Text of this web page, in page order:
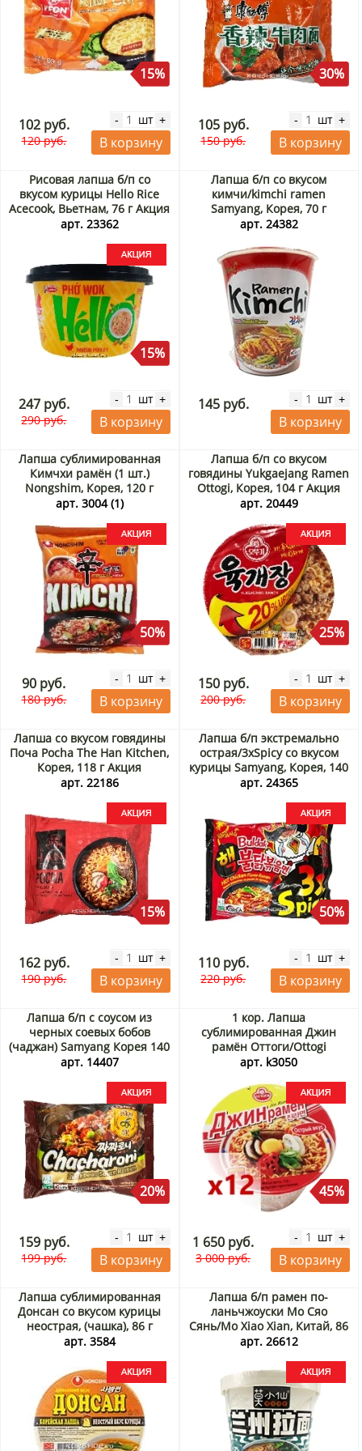
15%
102 руб.
120 руб.
- шт +
В корзину
30%
105 руб.
150 руб.
- шт +
В корзину
Рисовая лапша б/п со
вкусом курицы Hello Rice
Acecook, Вьетнам, 76 г Акция
арт. 23362
15%
247 руб.
290 руб.
- шт +
В корзину
Лапша б/п со вкусом
кимчи/kimchi ramen
Samyang, Корея, 70 г
арт. 24382
145 руб. - шт +
В корзину
Лапша сублимированная
Кимчхи рамён (1 шт.)
Nongshim, Корея, 120 г
Акция
арт. 3004 (1)
50%
90 руб.
180 руб.
- шт +
В корзину
Лапша б/п со вкусом
говядины Yukgaejang Ramen
Ottogi, Корея, 104 г Акция
арт. 20449
25%
150 руб.
200 руб.
- шт +
В корзину
Лапша со вкусом говядины
Поча Pocha The Han Kitchen,
Корея, 118 г Акция
арт. 22186
15%
162 руб.
190 руб.
- шт +
В корзину
Лапша б/п экстремально
острая/3xSpicy со вкусом
курицы Samyang, Корея, 140
г Акция
арт. 24365
50%
110 руб.
220 руб.
- шт +
В корзину
Лапша б/п с соусом из
черных соевых бобов
(чаджан) Samyang Корея 140
г Акция
арт. 14407
20%
159 руб.
199 руб.
- шт +
В корзину
1 кор. Лапша
сублимированная Джин
рамён Оттоги/Ottogi
(чашка), Корея, 110 г*12 шт
арт. k3050
45%
1 650 руб.
3 000 руб.
- шт +
В корзину
Лапша сублимированная
Донсан со вкусом курицы
неострая, (чашка), 86 г
Акция
арт. 3584
Лапша б/п рамен по-
ланьчжоуски Мо Сяо
Сянь/Mo Xiao Xian, Китай, 86
г Акция
арт. 26612